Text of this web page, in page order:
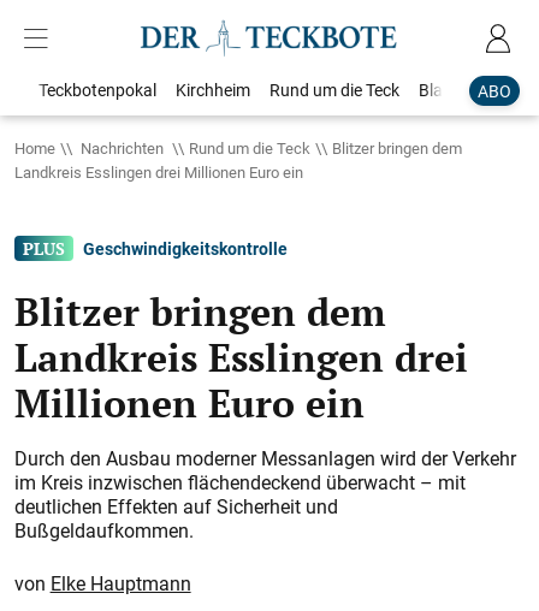
ABO
Teckbotenpokal Kirchheim Rund um die Teck Blaulicht
Home Nachrichten Rund um die Teck
Blitzer bringen dem
Landkreis Esslingen drei Millionen Euro ein
Geschwindigkeitskontrolle
Blitzer bringen dem
Landkreis Esslingen drei
Millionen Euro ein
Durch den Ausbau moderner Messanlagen wird der Verkehr
im Kreis inzwischen flächendeckend überwacht – mit
deutlichen Effekten auf Sicherheit und
Bußgeldaufkommen.
Elke Hauptmann